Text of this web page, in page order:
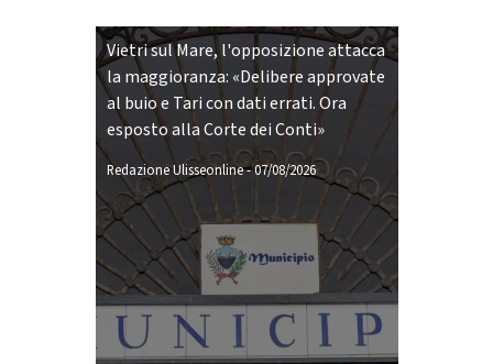
Vietri sul Mare, l'opposizione attacca
la maggioranza: «Delibere approvate
al buio e Tari con dati errati. Ora
esposto alla Corte dei Conti»
Redazione Ulisseonline-07/08/2026